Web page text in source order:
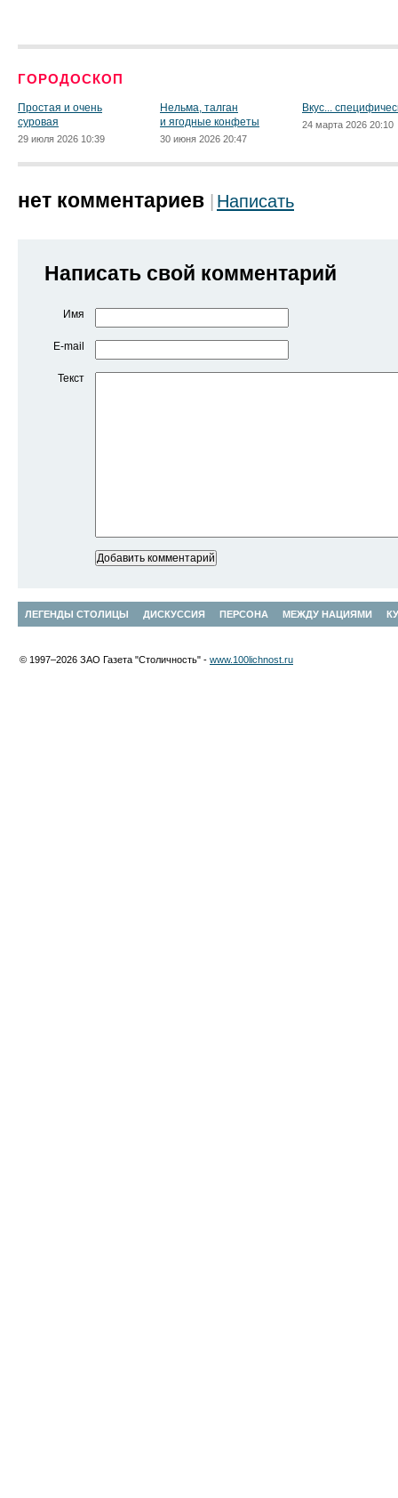
ГОРОДОСКОП
Простая и очень
суровая
29 июля 2026 10:39
Нельма, талган
и ягодные конфеты
30 июня 2026 20:47
Вкус...
24 марта 2026 20:10
нет комментариев Написать
Написать свой комментарий
Имя
E-mail
Текст
ЛЕГЕНДЫ СТОЛИЦЫ ДИСКУССИЯ ПЕРСОНА МЕЖДУ НАЦИЯМИ
© 1997–2026 ЗАО Газета "Столичность" - www.100lichnost.ru